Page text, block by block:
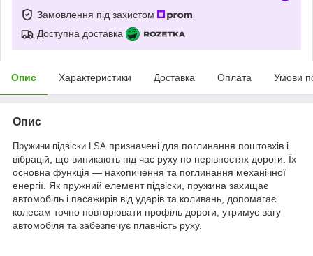
Замовлення під захистом
Доступна доставка
Опис Характеристики Доставка Оплата Умови
Опис
Пружини підвіски LSA призначені для поглинання поштовхів і
вібрацій, що виникають під час руху по нерівностях дороги. Їх
основна функція — накопичення та поглинання механічної
енергії. Як пружний елемент підвіски, пружина захищає
автомобіль і пасажирів від ударів та коливань, допомагає
колесам точно повторювати профіль дороги, утримує вагу
автомобіля та забезпечує плавність руху.